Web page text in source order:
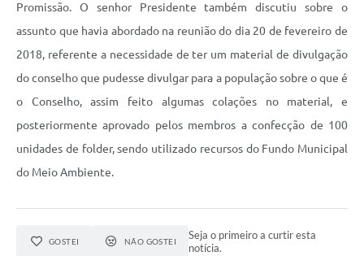
Promissão. O senhor Presidente também discutiu sobre o
assunto que havia abordado na reunião do dia 20 de fevereiro de
2018, referente a necessidade de ter um material de divulgação
do conselho que pudesse divulgar para a população sobre o que é
o Conselho, assim feito algumas colações no material, e
posteriormente aprovado pelos membros a confecção de 100
unidades de folder, sendo utilizado recursos do Fundo Municipal
do Meio Ambiente.
GOSTEI NÃO GOSTEI
Seja o primeiro a curtir esta
notícia.